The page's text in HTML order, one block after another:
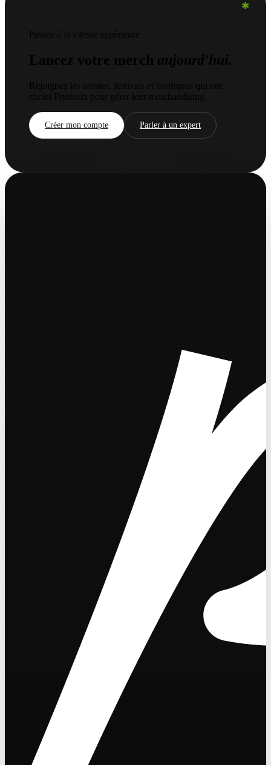
✱
Créer mon compte Parler à un expert